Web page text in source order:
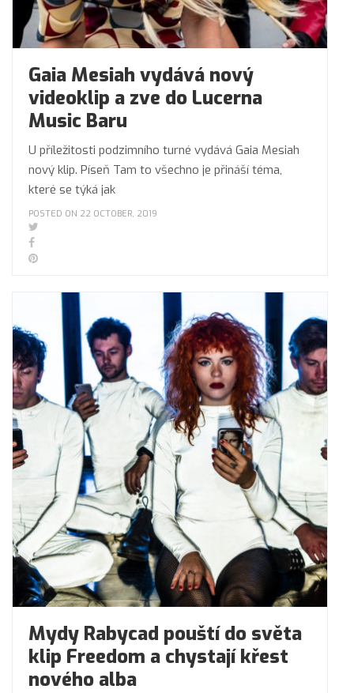
Gaia Mesiah vydává nový
videoklip a zve do Lucerna
Music Baru
U příležitosti podzimního turné vydává Gaia Mesiah
nový klip. Píseň Tam to všechno je přináší téma,
které se týká jak
POSTED ON 22 OCTOBER, 2019
Mydy Rabycad pouští do světa
klip Freedom a chystají křest
nového alba